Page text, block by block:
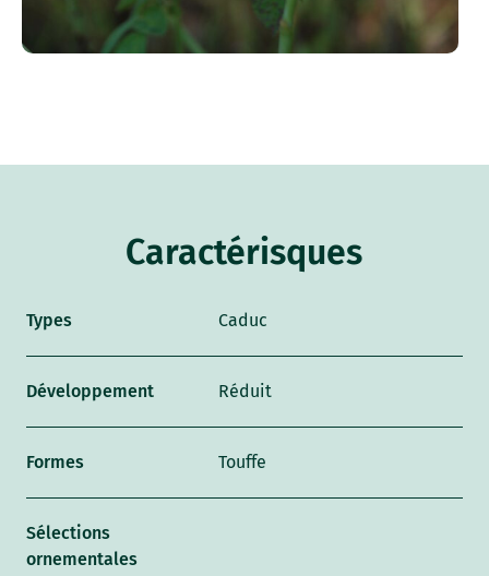
Caractérisques
Types Caduc
Développement Réduit
Formes Touffe
Sélections
ornementales